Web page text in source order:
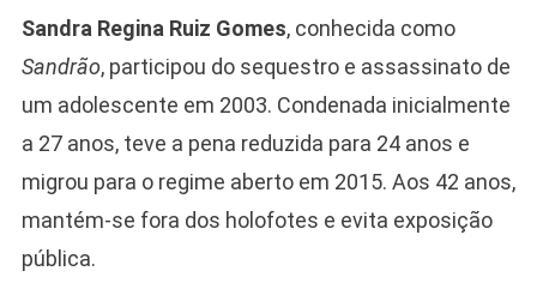
Sandra Regina Ruiz Gomes, conhecida como
Sandrão, participou do sequestro e assassinato de
um adolescente em 2003. Condenada inicialmente
a 27 anos, teve a pena reduzida para 24 anos e
migrou para o regime aberto em 2015. Aos 42 anos,
mantém-se fora dos holofotes e evita exposição
pública.